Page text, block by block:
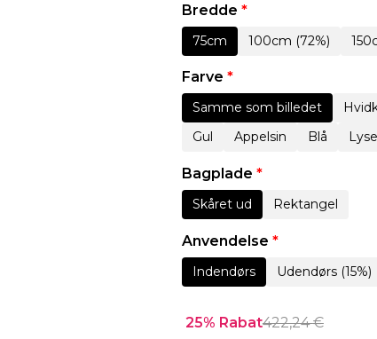
Bredde *
75cm 100cm (72%)
Farve *
Samme som billedet
Gul
Appelsin Blå
Bagplade *
Skåret ud Rektangel
Anvendelse *
Indendørs Udendørs (15%)
25% Rabat422,24€